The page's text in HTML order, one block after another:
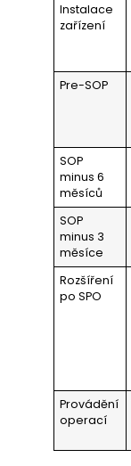
Instalace
zařízení
Pre-SOP
SOP
minus 6
měsíců
SOP
minus 3
měsíce
Rozšíření
po SPO
Provádění
operací